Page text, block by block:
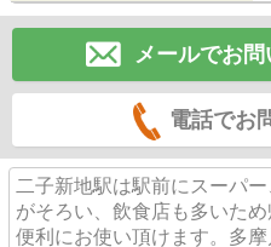
メールでお
電話でお
二子新地駅は駅前にスーパ
がそろい、飲食店も多いた
便利にお使い頂けます。多